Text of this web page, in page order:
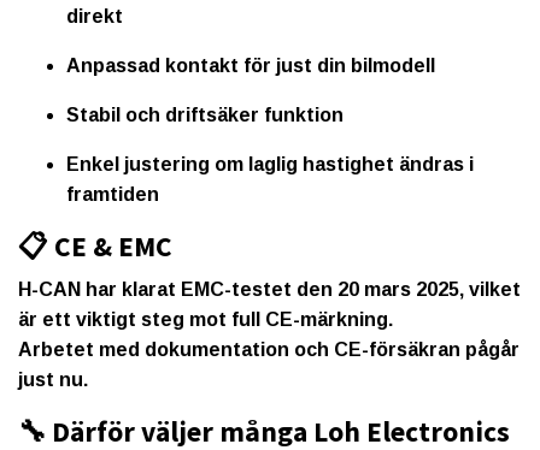
direkt
Anpassad kontakt för just din bilmodell
Stabil och driftsäker funktion
Enkel justering om laglig hastighet ändras i
framtiden
📋 CE & EMC
H-CAN har klarat EMC-testet den 20 mars 2025, vilket
är ett viktigt steg mot full CE-märkning.
Arbetet med dokumentation och CE-försäkran pågår
just nu.
🔧 Därför väljer många Loh Electronics